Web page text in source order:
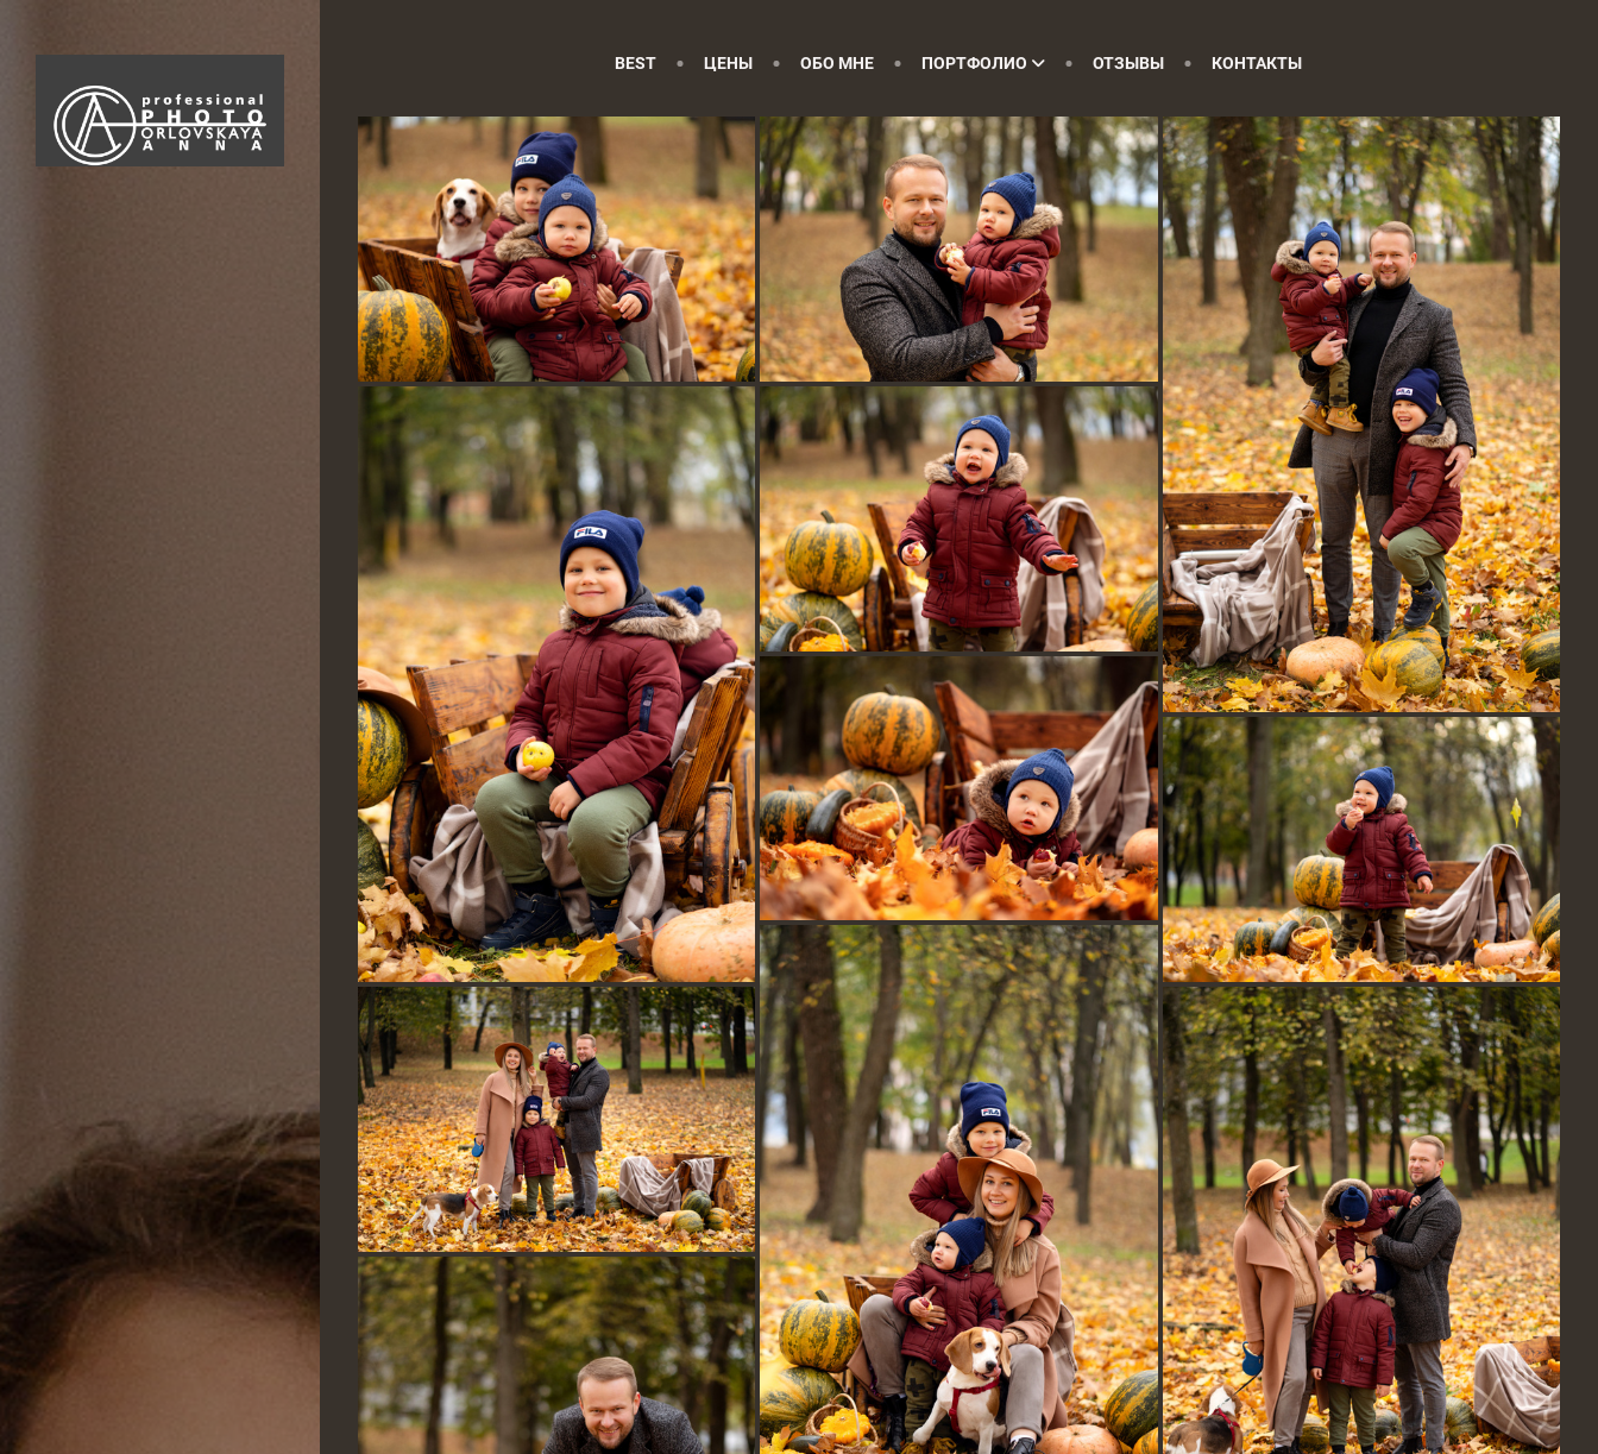
BEST ЦЕНЫ ОБО МНЕ ПОРТФОЛИО ОТЗЫВЫ КОНТАКТЫ